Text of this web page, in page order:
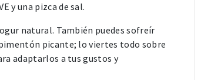
y una pizca de sal.
natural. También puedes sofreír
picante; lo viertes todo sobre
adaptarlos a tus gustos y